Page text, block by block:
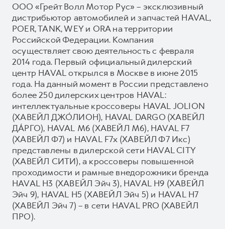
ООО «Грейт Волл Мотор Рус» – эксклюзивный
дистрибьютор автомобилей и запчастей HAVAL,
POER, TANK, WEY и ORA на территории
Российской Федерации. Компания
осуществляет свою деятельность с февраля
2014 года. Первый официальный дилерский
центр HAVAL открылся в Москве в июне 2015
года. На данный момент в России представлено
более 250 дилерских центров HAVAL:
интеллектуальные кроссоверы HAVAL JOLION
(ХАВЕЙЛ ДЖО́ЛИОН), HAVAL DARGO (ХАВЕЙЛ
ДА́РГО), HAVAL М6 (ХАВЕЙЛ M6), HAVAL F7
(ХАВЕЙЛ Ф7) и HAVAL F7x (ХАВЕЙЛ Ф7 Икс)
представлены в дилерской сети HAVAL CITY
(ХАВЕЙЛ СИТИ), а кроссоверы повышенной
проходимости и рамные внедорожники бренда
HAVAL H3 (ХАВЕЙЛ Эйч 3), HAVAL H9 (ХАВЕЙЛ
Эйч 9), HAVAL H5 (ХАВЕЙЛ Эйч 5) и HAVAL H7
(ХАВЕЙЛ Эйч 7) – в сети HAVAL PRO (ХАВЕЙЛ
ПРО).